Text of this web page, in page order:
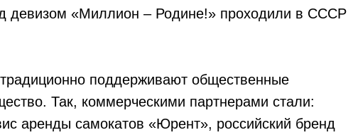
девизом «Миллион – Родине!» проходили в СССР
поддерживают общественные
Так, коммерческими партнерами стали:
аренды самокатов «Юрент», российский бренд